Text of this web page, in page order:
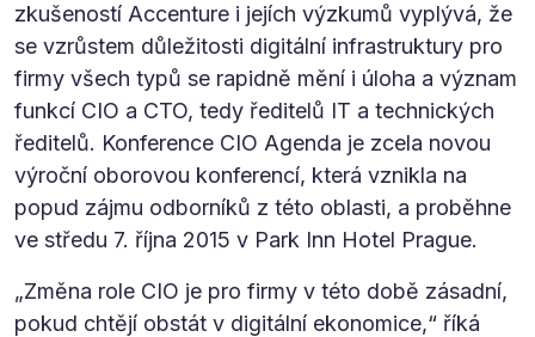
zkušeností Accenture i jejích výzkumů vyplývá, že
se vzrůstem důležitosti digitální infrastruktury pro
firmy všech typů se rapidně mění i úloha a význam
funkcí CIO a CTO, tedy ředitelů IT a technických
ředitelů. Konference CIO Agenda je zcela novou
výroční oborovou konferencí, která vznikla na
popud zájmu odborníků z této oblasti, a proběhne
ve středu 7. října 2015 v Park Inn Hotel Prague.
„Změna role CIO je pro firmy v této době zásadní,
pokud chtějí obstát v digitální ekonomice,“ říká